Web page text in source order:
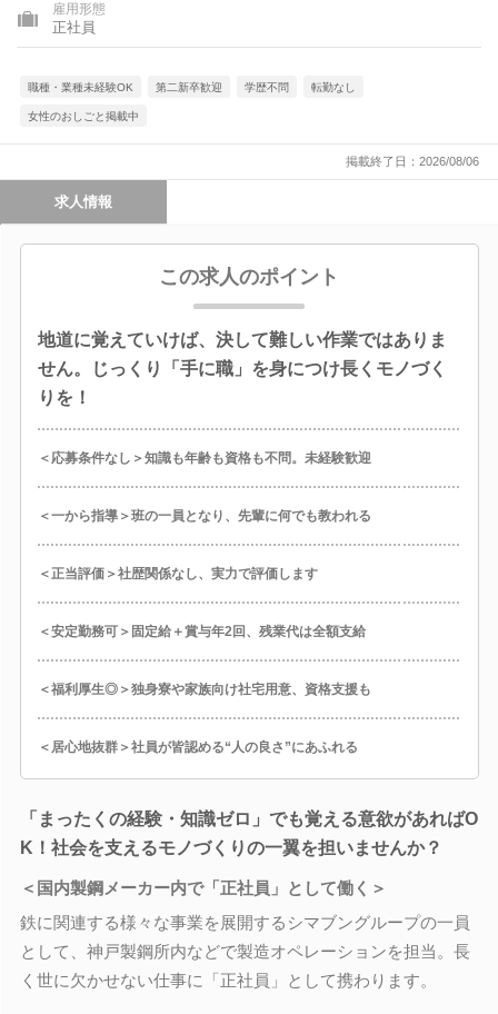
雇用形態
正社員
職種・業種未経験OK 第二新卒歓迎 学歴不問 転勤なし
女性のおしごと掲載中
掲載終了日：2026/08/06
求人情報
この求人のポイント
地道に覚えていけば、決して難しい作業ではありま
せん。じっくり「手に職」を身につけ長くモノづく
りを！
＜応募条件なし＞知識も年齢も資格も不問。未経験歓迎
＜一から指導＞班の一員となり、先輩に何でも教われる
＜正当評価＞社歴関係なし、実力で評価します
＜安定勤務可＞固定給＋賞与年2回、残業代は全額支給
＜福利厚生◎＞独身寮や家族向け社宅用意、資格支援も
＜居心地抜群＞社員が皆認める“人の良さ”にあふれる
「まったくの経験・知識ゼロ」でも覚える意欲があればO
K！社会を支えるモノづくりの一翼を担いませんか？
＜国内製鋼メーカー内で「正社員」として働く＞
鉄に関連する様々な事業を展開するシマブングループの一員
として、神戸製鋼所内などで製造オペレーションを担当。長
く世に欠かせない仕事に「正社員」として携わります。